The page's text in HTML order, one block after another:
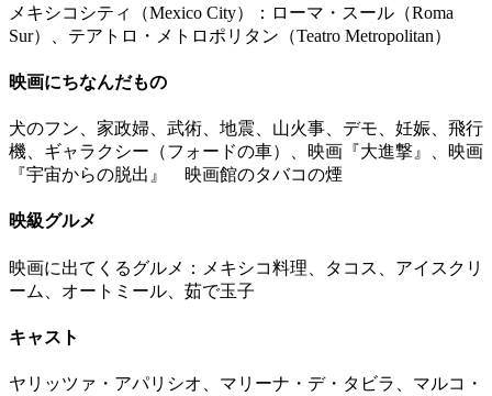
メキシコシティ（Mexico City）：ローマ・スール（Roma
Sur）、テアトロ・メトロポリタン（Teatro Metropolitan）
映画にちなんだもの
犬のフン、家政婦、武術、地震、山火事、デモ、妊娠、飛行
機、ギャラクシー（フォードの車）、映画『大進撃』、映画
『宇宙からの脱出』 映画館のタバコの煙
映級グルメ
映画に出てくるグルメ：メキシコ料理、タコス、アイスクリ
ーム、オートミール、茹で玉子
キャスト
ヤリッツァ・アパリシオ、マリーナ・デ・タビラ、マルコ・